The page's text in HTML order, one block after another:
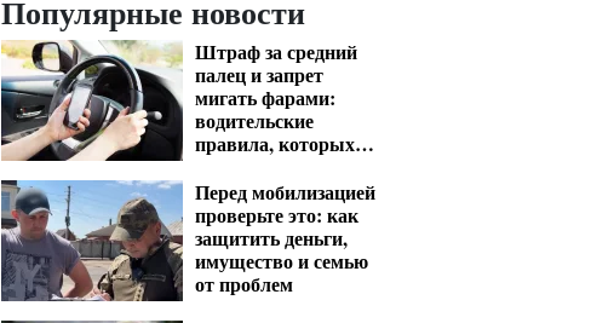
Популярные новости
Штраф за средний
палец и запрет
мигать фарами:
водительские
правила, которых
Перед мобилизацией
проверьте это: как
защитить деньги,
имущество и семью
от проблем